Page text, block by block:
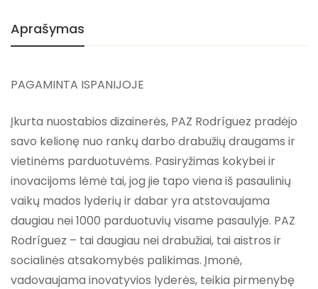
Aprašymas
PAGAMINTA ISPANIJOJE
Įkurta nuostabios dizainerės, PAZ Rodríguez pradėjo
savo kelionę nuo rankų darbo drabužių draugams ir
vietinėms parduotuvėms. Pasiryžimas kokybei ir
inovacijoms lėmė tai, jog jie tapo viena iš pasaulinių
vaikų mados lyderių ir dabar yra atstovaujama
daugiau nei 1000 parduotuvių visame pasaulyje. PAZ
Rodríguez – tai daugiau nei drabužiai, tai aistros ir
socialinės atsakomybės palikimas. Įmonė,
vadovaujama inovatyvios lyderės, teikia pirmenybę